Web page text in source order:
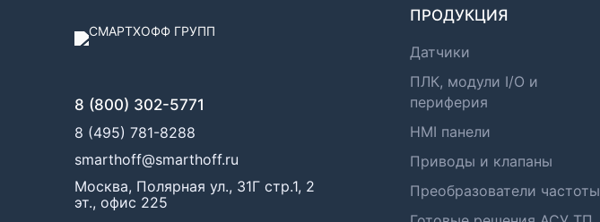
8 (800) 302-5771
8 (495) 781-8288
smarthoff@smarthoff.ru
Москва, Полярная ул., 31Г стр.1, 2
эт., офис 225
ПРОДУКЦИЯ
Датчики
ПЛК, модули I/O и
периферия
HMI панели
Приводы и клапаны
Преобразователи частоты